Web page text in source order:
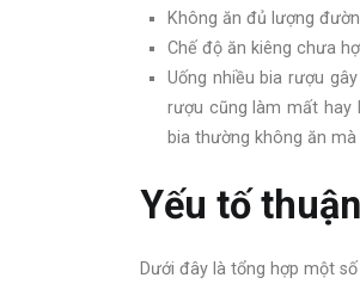
Không ăn đủ lượng
Chế độ ăn kiêng chưa
Uống nhiều bia rượu
rượu cũng làm mất hay
bia thường không ăn
Yếu tố
Dưới đây là tổng hợp một